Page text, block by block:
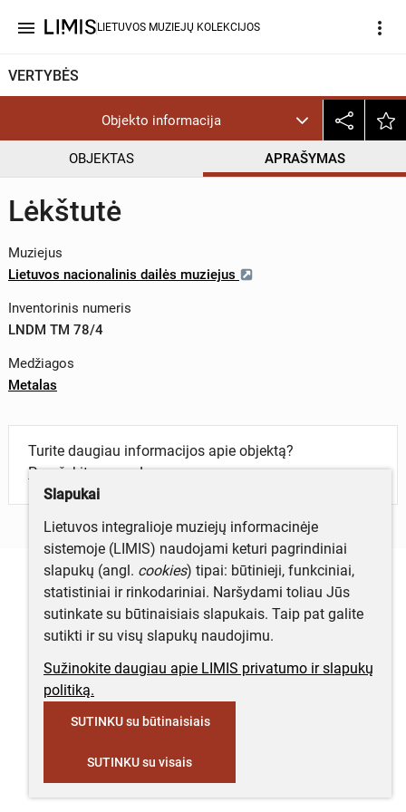
menu LIETUVOS MUZIEJŲ KOLEKCIJOS more_vert
VERTYBĖS
Objekto informacija
OBJEKTAS APRAŠYMAS
Lėkštutė
Muziejus
Lietuvos nacionalinis dailės muziejus
Inventorinis numeris
LNDM TM 78/4
Medžiagos
Metalas
Turite daugiau informacijos apie objektą?
Parašykite mums!
Slapukai
Lietuvos integralioje muziejų informacinėje
sistemoje (LIMIS) naudojami keturi pagrindiniai
slapukų (angl. cookies) tipai: būtinieji, funkciniai,
statistiniai ir rinkodariniai. Naršydami toliau Jūs
sutinkate su būtinaisiais slapukais. Taip pat galite
sutikti ir su visų slapukų naudojimu.
Sužinokite daugiau apie LIMIS privatumo ir slapukų
politiką.
SUTINKU su būtinaisiais
SUTINKU su visais